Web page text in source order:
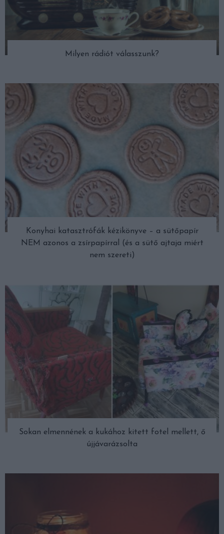
Milyen rádiót válasszunk?
Konyhai katasztrófák kézikönyve – a sütőpapír
NEM azonos a zsírpapírral (és a sütő ajtaja miért
nem szereti)
Sokan elmennének a kukához kitett fotel mellett, ő
újjávarázsolta